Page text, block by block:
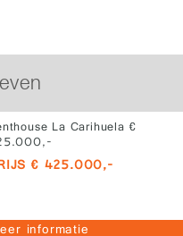
La Carihuela €
€ 425.000,-
informatie